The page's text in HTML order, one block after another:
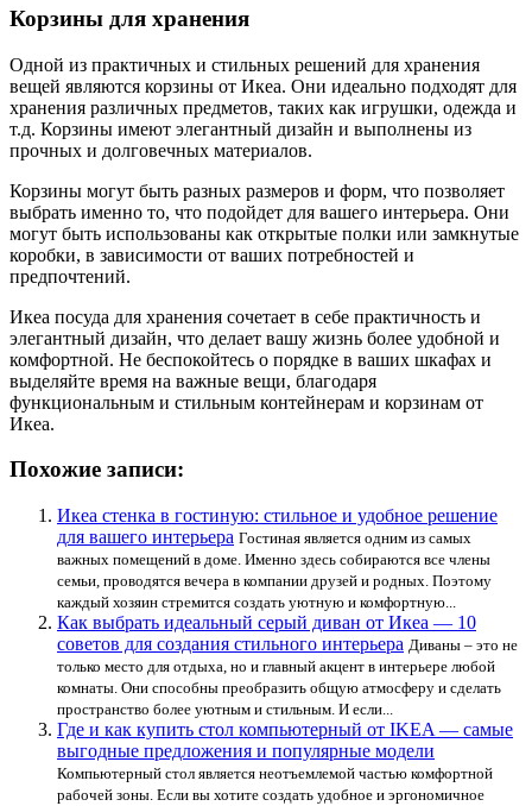
Корзины для хранения
Одной из практичных и стильных решений для хранения
вещей являются корзины от Икеа. Они идеально подходят для
хранения различных предметов, таких как игрушки, одежда и
т.д. Корзины имеют элегантный дизайн и выполнены из
прочных и долговечных материалов.
Корзины могут быть разных размеров и форм, что позволяет
выбрать именно то, что подойдет для вашего интерьера. Они
могут быть использованы как открытые полки или замкнутые
коробки, в зависимости от ваших потребностей и
предпочтений.
Икеа посуда для хранения сочетает в себе практичность и
элегантный дизайн, что делает вашу жизнь более удобной и
комфортной. Не беспокойтесь о порядке в ваших шкафах и
выделяйте время на важные вещи, благодаря
функциональным и стильным контейнерам и корзинам от
Икеа.
Похожие записи:
Икеа стенка в гостиную: стильное и удобное решение
для вашего интерьера Гостиная является одним из самых
важных помещений в доме. Именно здесь собираются все члены
семьи, проводятся вечера в компании друзей и родных. Поэтому
каждый хозяин стремится создать уютную и комфортную...
Как выбрать идеальный серый диван от Икеа — 10
советов для создания стильного интерьера Диваны – это не
только место для отдыха, но и главный акцент в интерьере любой
комнаты. Они способны преобразить общую атмосферу и сделать
пространство более уютным и стильным. И если...
Где и как купить стол компьютерный от IKEA — самые
выгодные предложения и популярные модели
Компьютерный стол является неотъемлемой частью комфортной
рабочей зоны. Если вы хотите создать удобное и эргономичное